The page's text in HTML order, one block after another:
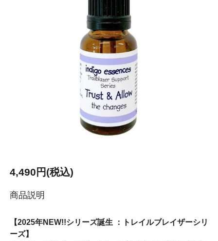
4,490円(税込)
商品説明
【2025年NEW!!シリーズ誕生 ：トレイルブレイザーシリ
ーズ】